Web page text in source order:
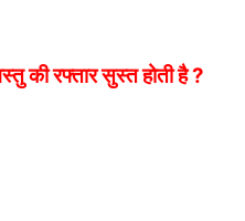
की रफ्तार सुस्त होती है ?